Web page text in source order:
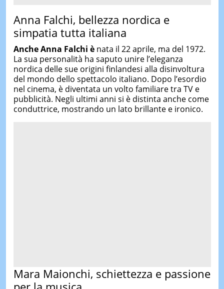
Anna Falchi, bellezza nordica e
simpatia tutta italiana
AncheAnna Falchi ènata il 22 aprile, ma del 1972.
La sua personalità ha saputo unire l’eleganza
nordica delle sue origini finlandesi alla disinvoltura
del mondo dello spettacolo italiano. Dopo l’esordio
nel cinema, è diventata un volto familiare tra TV e
pubblicità. Negli ultimi anni si è distinta anche come
conduttrice, mostrando un lato brillante e ironico.
Mara Maionchi, schiettezza e passione